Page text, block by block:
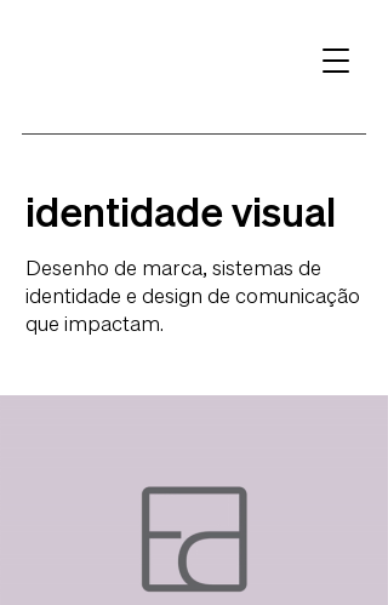
identidade visual
Desenho de marca, sistemas de
identidade e design de comunicação
que impactam.